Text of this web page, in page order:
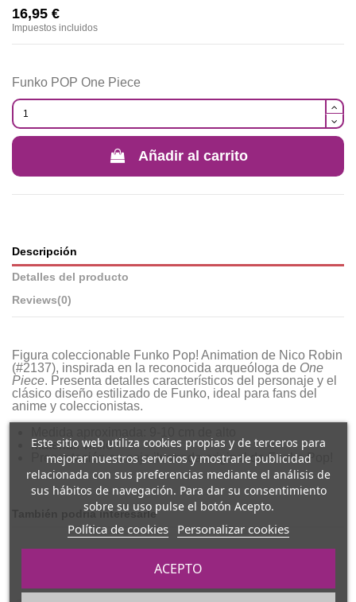
16,95 €
Impuestos incluidos
Funko POP One Piece
Añadir al carrito
Descripción
Detalles del producto
Reviews(0)
Figura coleccionable Funko Pop! Animation de Nico Robin
(#2137), inspirada en la reconocida arqueóloga de One
Piece. Presenta detalles característicos del personaje y el
clásico diseño estilizado de Funko, ideal para fans del
anime y coleccionistas.
Material: vinilo
Presentación en caja ilustrada original de Funko Pop!
También podría interesarle
Este sitio web utiliza cookies propias y de terceros para
mejorar nuestros servicios y mostrarle publicidad
relacionada con sus preferencias mediante el análisis de
sus hábitos de navegación. Para dar su consentimiento
sobre su uso pulse el botón Acepto.
Política de cookies Personalizar cookies
ACEPTO